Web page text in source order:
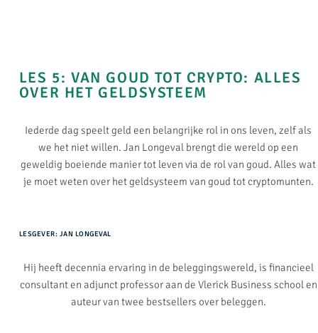
LES 5: VAN GOUD TOT CRYPTO: ALLES
OVER HET GELDSYSTEEM​
Iederde dag speelt geld een belangrijke rol in ons leven, zelf als
we het niet willen. Jan Longeval brengt die wereld op een
geweldig boeiende manier tot leven via de rol van goud. Alles wat
je moet weten over het geldsysteem van goud tot cryptomunten.
LESGEVER: JAN LONGEVAL
Hij heeft decennia ervaring in de beleggingswereld, is financieel
consultant en adjunct professor aan de Vlerick Business school en
auteur van twee bestsellers over beleggen.